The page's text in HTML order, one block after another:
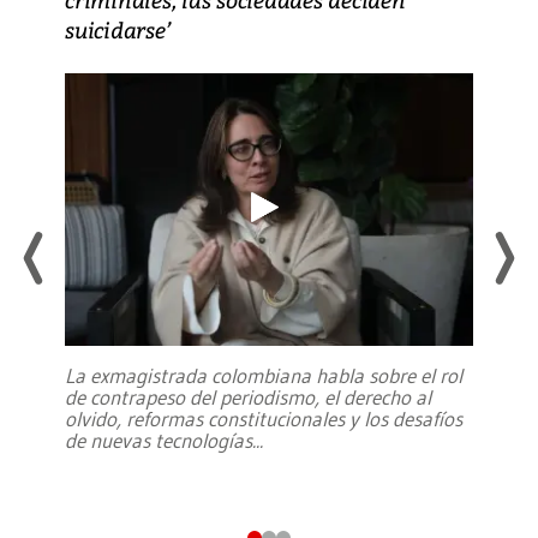
suicidarse’
La exmagistrada colombiana habla sobre el rol
de contrapeso del periodismo, el derecho al
olvido, reformas constitucionales y los desafíos
de nuevas tecnologías...